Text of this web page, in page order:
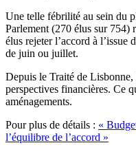
Une telle fébrilité au sein du
Parlement (270 élus sur
élus rejeter l’accord à l’issue
de juin ou juillet.
Depuis le Traité de
perspectives financières. Ce
aménagements.
Pour plus de détails : «
l’équilibre de l’accord »